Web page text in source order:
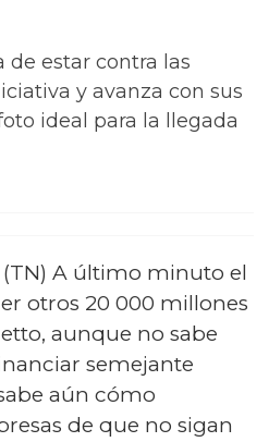
de estar contra las
y avanza con sus
ideal para la llegada
(TN) A último minuto el
otros 20 000 millones
aunque no sabe
semejante
aún cómo
de que no sigan